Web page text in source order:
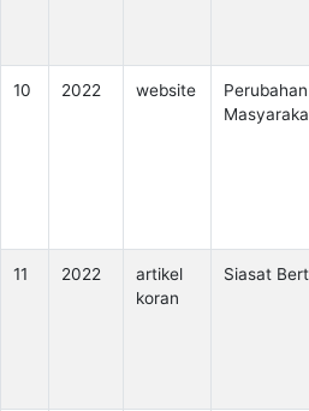
10 2022 website
11 2022
artikel
koran
Siasat